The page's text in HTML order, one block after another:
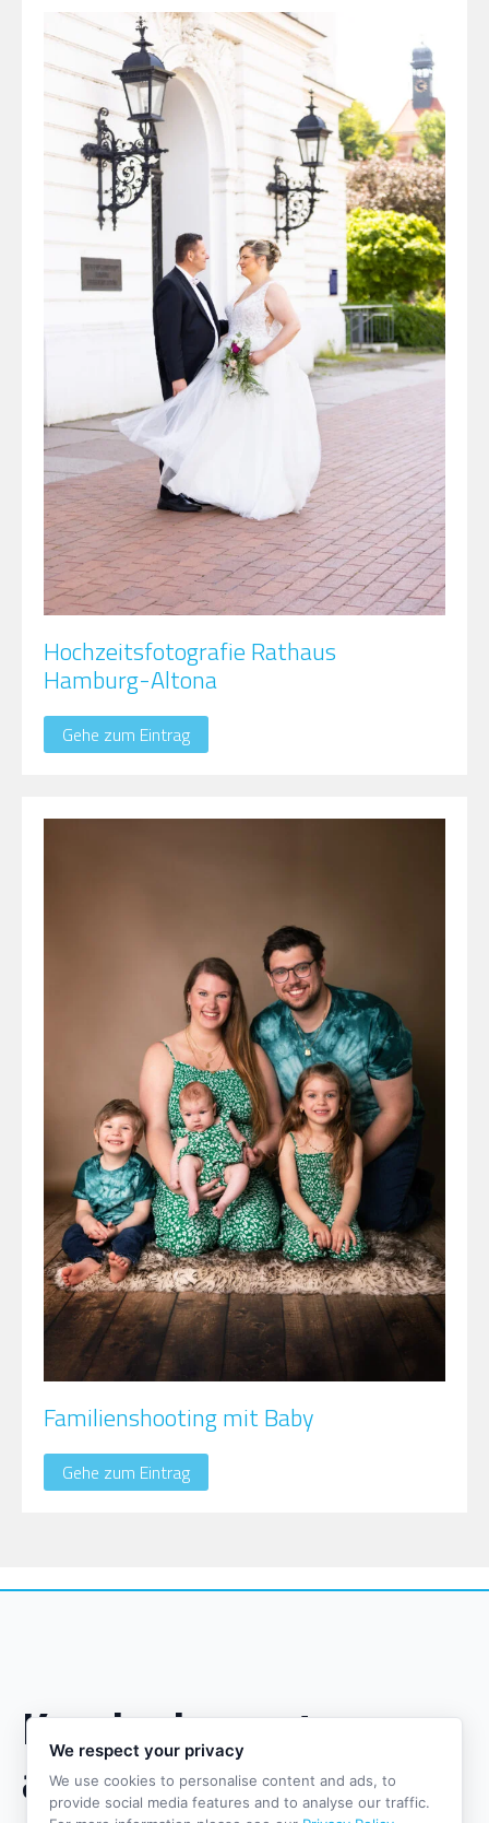
Hochzeitsfotografie Rathaus
Hamburg-Altona
Gehe zum Eintrag
Familienshooting mit Baby
Gehe zum Eintrag
Kundenbewertungen
auf einen Blick
We respect your privacy
We use cookies to personalise content and ads, to
provide social media features and to analyse our traffic.